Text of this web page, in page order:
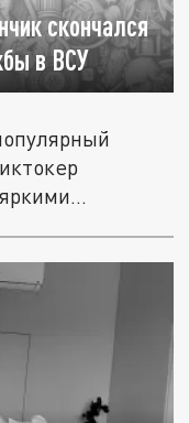
скончался
в ВСУ